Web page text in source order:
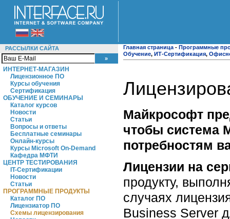
РАССЫЛКИ САЙТА
ИНТЕРНЕТ-МАГАЗИН
Лицензионное ПО
Курсы обучения
Сертификация
ОБУЧЕНИЕ И СЕМИНАРЫ
Каталог курсов
Новости
Статьи
Вопросы и ответы
Бесплатные семинары
Онлайн-курсы
Курсы Microsoft On-Demand
Кафедра МФТИ
ЦЕНТР ТЕСТИРОВАНИЯ
IT-Сертификации
Новости
Статьи
ПРОГРАММНЫЕ ПРОДУКТЫ
Каталог ПО
Лицензиатор ПО
Схемы лицензирования
Главная страница - Программные
Обучение, ИТ-Сертификация,
Майкрософт
чтобы система
потребностям
Лицензии на
продукту,
случаях
Business Server